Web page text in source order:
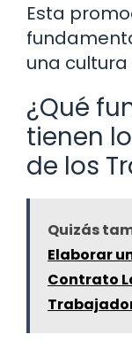
Esta
una
¿Qué
tienen
de los
Quizás
Elaborar
Contrato